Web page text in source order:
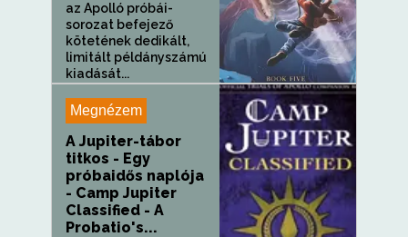
az Apolló próbái-
sorozat befejező
kötetének dedikált,
limitált példányszámú
kiadását...
Megnézem
A Jupiter-tábor
titkos - Egy
próbaidős naplója
- Camp Jupiter
Classified - A
Probatio's...